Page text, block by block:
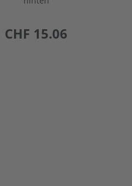
preis
CHF 15.06